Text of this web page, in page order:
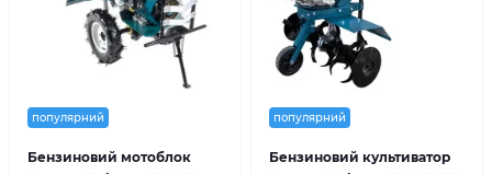
популярний
Бензиновий мотоблок
популярний
Бензиновий культиватор